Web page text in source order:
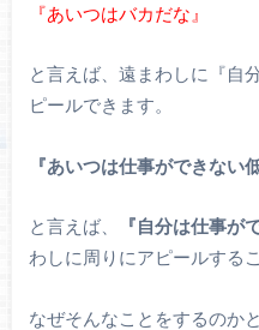
『あいつはバカだな』
と言えば、遠まわしに『自
ピールできます。
『あいつは仕事ができない
と言えば、 『自分は仕事が
わしに周りにアピールする
なぜそんなことをするのか